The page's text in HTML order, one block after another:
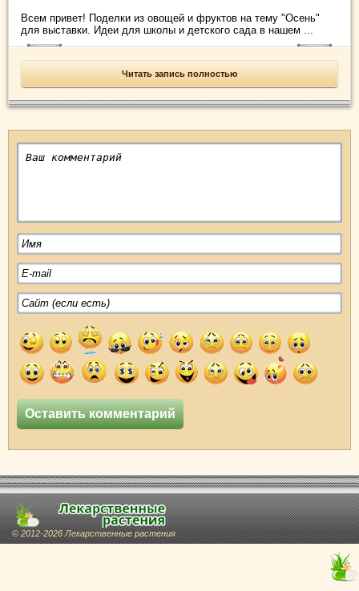
Всем привет! Поделки из овощей и фруктов на тему "Осень"
для выставки. Идеи для школы и детского сада в нашем ...
Читать запись полностью
© 2012-2026 Лекарственные растения